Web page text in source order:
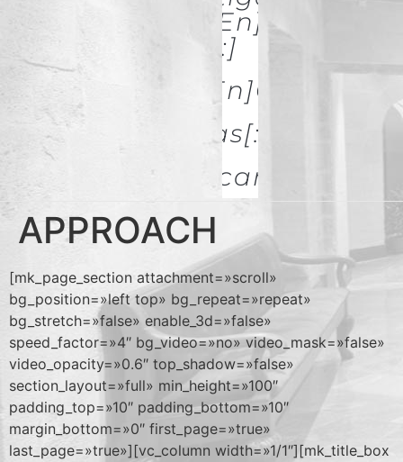
Difusión[:en]Research
& Spread[:]
Descargas
APPROACH
[mk_page_section attachment=»scroll»
bg_position=»left top» bg_repeat=»repeat»
bg_stretch=»false» enable_3d=»false»
speed_factor=»4″ bg_video=»no» video_mask=»false»
video_opacity=»0.6″ top_shadow=»false»
section_layout=»full» min_height=»100″
padding_top=»10″ padding_bottom=»10″
margin_bottom=»0″ first_page=»true»
last_page=»true»][vc_column width=»1/1″][mk_title_box